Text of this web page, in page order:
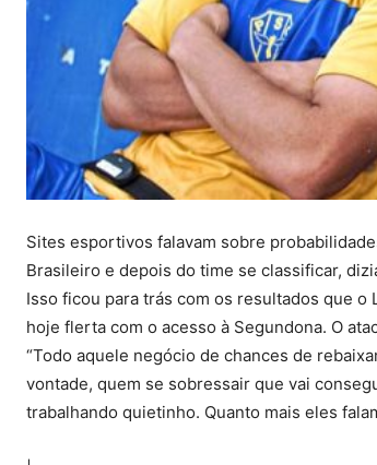
Sites esportivos falavam sobre
Brasileiro e depois do time se classificar,
Isso ficou para trás com os resultados que
hoje flerta com o acesso à Segundona. O
“Todo aquele negócio de chances de
vontade, quem se sobressair que vai
trabalhando quietinho. Quanto mais eles